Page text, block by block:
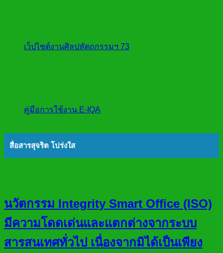
เว็ปไซต์งานศิลปหัตถกรรมฯ 73
คู่มือการใช้งาน E-IQA
สื่อสารสุจริต โปร่งใส
นวัตกรรม Integrity Smart Office (ISO)
มีความโดดเด่นและแตกต่างจากระบบ
สารสนเทศทั่วไป เนื่องจากมิได้เป็นเพียง